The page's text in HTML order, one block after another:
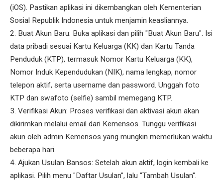
(iOS). Pastikan aplikasi ini dikembangkan oleh Kementerian
Sosial Republik Indonesia untuk menjamin keasliannya.
2. Buat Akun Baru: Buka aplikasi dan pilih "Buat Akun Baru". Isi
data pribadi sesuai Kartu Keluarga (KK) dan Kartu Tanda
Penduduk (KTP), termasuk Nomor Kartu Keluarga (KK),
Nomor Induk Kependudukan (NIK), nama lengkap, nomor
telepon aktif, serta username dan password. Unggah foto
KTP dan swafoto (selfie) sambil memegang KTP.
3. Verifikasi Akun: Proses verifikasi dan aktivasi akun akan
dikirimkan melalui email dari Kemensos. Tunggu verifikasi
akun oleh admin Kemensos yang mungkin memerlukan waktu
beberapa hari.
4. Ajukan Usulan Bansos: Setelah akun aktif, login kembali ke
aplikasi. Pilih menu "Daftar Usulan", lalu "Tambah Usulan".